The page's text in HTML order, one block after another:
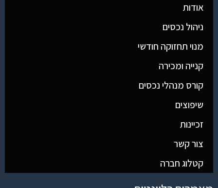
אודות
ניהול נכסים
מנוי תחזוקה חודשי
קנייה ומכירה
קורס מנהלי נכסים
שיפוצים
זכיינות
צור קשר
קטלוג חברה